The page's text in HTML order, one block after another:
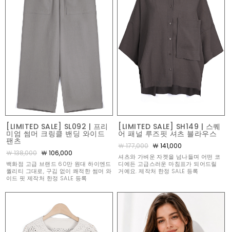
[LIMITED SALE] SL092 | 프리
미엄 썸머 크링클 밴딩 와이드
팬츠
￦ 138,000 ￦ 106,000
백화점 고급 브랜드 60만 원대 하이엔드
퀄리티 그대로, 구김 없이 쾌적한 썸머 와
이드 핏 제작처 한정 SALE 등록
[LIMITED SALE] SH149 | 스퀘
어 패널 루즈핏 셔츠 블라우스
￦ 177,000 ￦ 141,000
셔츠와 가벼운 자켓을 넘나들며 어떤 코
디에든 고급스러운 마침표가 되어드릴
거예요. 제작처 한정 SALE 등록